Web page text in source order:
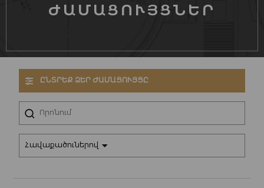
ԺԱՄԱՑՈՒՅՑՆԵՐ
ԸՆՏՐԵՔ ՁԵՐ ԺԱՄԱՑՈՒՅՑԸ
Հավաքածուներով